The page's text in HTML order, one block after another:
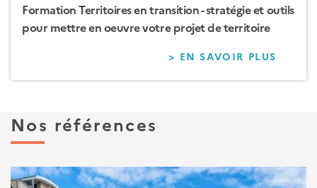
Formation Territoires en transition - stratégie et outils
pour mettre en oeuvre votre projet de territoire
> EN SAVOIR PLUS
POUR
Nos références